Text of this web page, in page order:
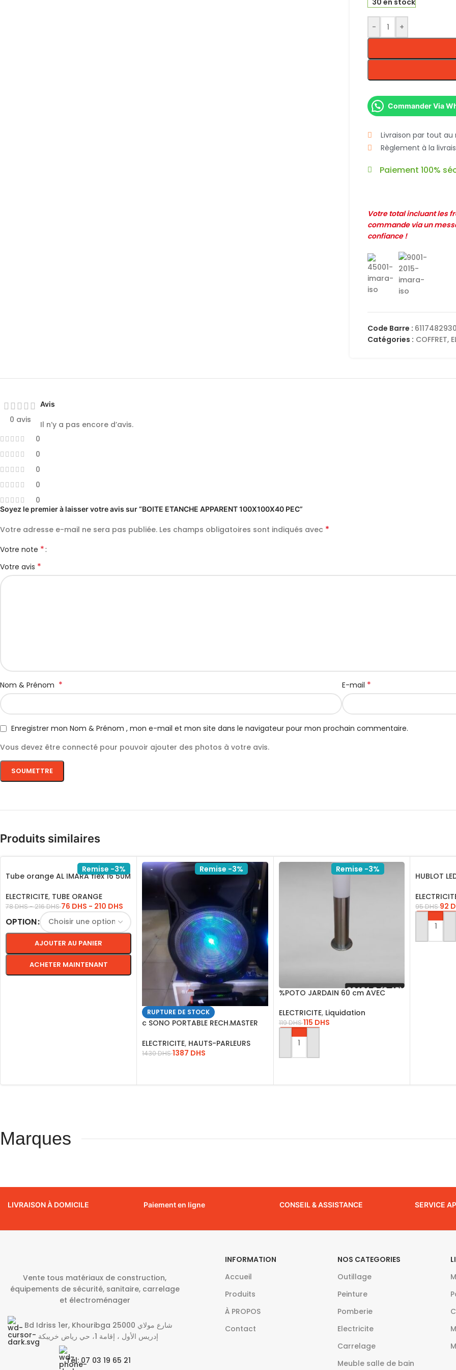
30 en stock
- +
Commander Via
Livraison par tout
Règlement à la
Paiement 100%
Votre total incluant les
commande via un
confiance !
Code Barre :
Catégories : COFFRET,
0 avis
0
0
0
0
0
Avis
Il n’y a pas encore d’avis.
Soyez le premier à laisser votre avis sur “BOITE ETANCHE APPARENT 100X100X40 PEC”
Votre adresse e-mail ne sera pas publiée. Les champs obligatoires sont indiqués avec *
Votre note *
Votre avis *
Nom & Prénom * E-mail *
Enregistrer mon Nom & Prénom , mon e-mail et mon site dans le navigateur pour mon prochain commentaire.
Vous devez être connecté pour pouvoir ajouter des photos à votre avis.
Produits similaires
Remise -3%
Tube orange AL IMARA flex 16 50M
ELECTRICITE, TUBE ORANGE
78DHS-216DHS 76 DHS - 210 DHS
OPTION
AJOUTER AU PANIER
ACHETER MAINTENANT
Remise -3%
RUPTURE DE STOCK
c SONO PORTABLE RECH.MASTER
ELECTRICITE, HAUTS-PARLEURS
1430DHS1387 DHS
Remise -3%
%POTO JARDAIN 60 cm AVEC
ELECTRICITE, Liquidation
119DHS115 DHS
AJOUTER AU PANIER
HUBLOT
95DHS 92
AJOUTER
Marques
LIVRAISON À DOMICILE Paiement en ligne CONSEIL & ASSISTANCE SERVICE
Vente tous matériaux de construction,
équipements de sécurité, sanitaire, carrelage
et électroménager
Bd Idriss 1er, Khouribga 25000 شارع مولاي
إدريس الأول ، إقامة 1، حي رياض خريبكة
Tél: 07 03 19 65 21
INFORMATION
Accueil
Produits
À PROPOS
Contact
NOS CATEGORIES
Outillage
Peinture
Pomberie
Electricite
Carrelage
Meuble salle de bain